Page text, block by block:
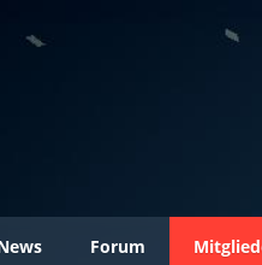
Forum